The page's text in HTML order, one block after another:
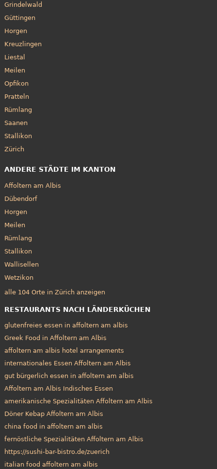
Grindelwald
Güttingen
Horgen
Kreuzlingen
Liestal
Meilen
Opfikon
Pratteln
Rümlang
Saanen
Stallikon
Zürich
ANDERE STÄDTE IM KANTON
Affoltern am Albis
Dübendorf
Horgen
Meilen
Rümlang
Stallikon
Wallisellen
Wetzikon
alle 104 Orte in Zürich anzeigen
RESTAURANTS NACH LÄNDERKÜCHEN
glutenfreies essen in affoltern am albis
Greek Food in Affoltern am Albis
affoltern am albis hotel arrangements
internationales Essen Affoltern am Albis
gut bürgerlich essen in affoltern am albis
Affoltern am Albis Indisches Essen
amerikanische Spezialitäten Affoltern am Albis
Döner Kebap Affoltern am Albis
china food in affoltern am albis
fernöstliche Spezialitäten Affoltern am Albis
https://sushi-bar-bistro.de/zuerich
italian food affoltern am albis